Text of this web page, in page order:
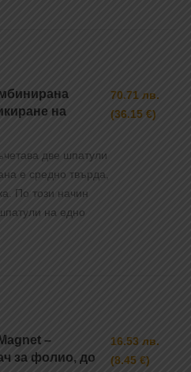
на
две шпатули
е средно твърда,
По този начин
на едно
70.71 лв.
(36.15 €)
–
за фолио, до
16.53 лв.
(8.45 €)